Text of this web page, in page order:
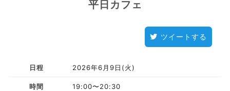
平日カフェ
ツイートする
日程 2026年6月9日(火)
時間 19:00〜20:30